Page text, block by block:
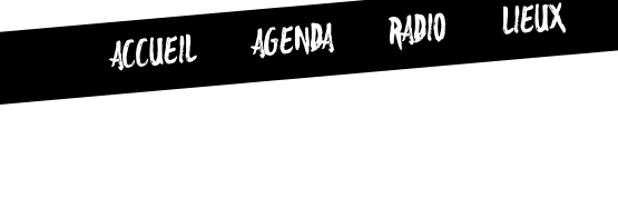
ACCUEIL AGENDA RADIO LIEUX